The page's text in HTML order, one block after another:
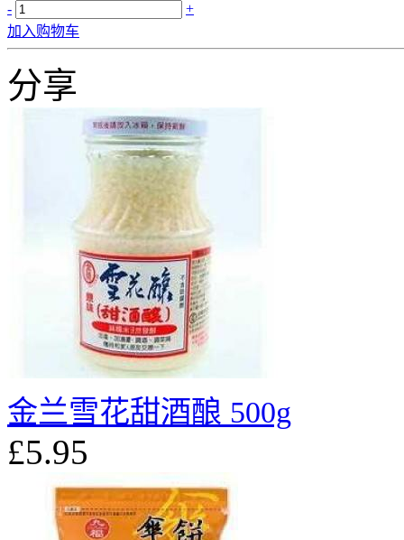
-
+
加入购物车
分享
金兰雪花甜酒酿 500g
£5.95